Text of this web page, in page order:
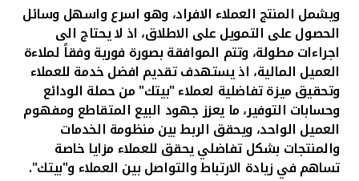
ويشمل المنتج العملاء الافراد، وهو اسرع واسهل وسائل
الحصول على التمويل على الاطلاق، اذ لا يحتاج الى
اجراءات مطولة، وتتم الموافقة بصورة فورية وفقاً لملاءة
العميل المالية، اذ يستهدف تقديم افضل خدمة للعملاء
وتحقيق ميزة تفاضلية لعملاء "بيتك" من حملة الودائع
وحسابات التوفير، ما يعزز جهود البيع المتقاطع ومفهوم
العميل الواحد، ويحقق الربط بين منظومة الخدمات
والمنتجات بشكل تفاضلي يحقق للعملاء مزايا خاصة
تساهم في زيادة الارتباط والتواصل بين العملاء و"بيتك".